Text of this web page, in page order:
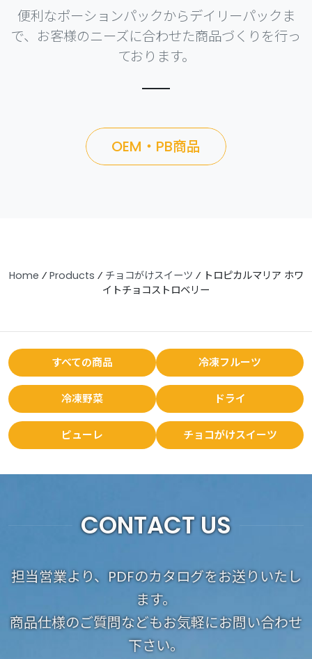
便利なポーションパックからデイリーパックま
で、お客様のニーズに合わせた商品づくりを行っ
ております。
OEM・PB商品
Home ⁄ Products ⁄ チョコがけスイーツ ⁄ トロピカルマリア ホワ
イトチョコストロベリー
すべての商品 冷凍フルーツ
冷凍野菜 ドライ
ピューレ チョコがけスイーツ
CONTACT US
担当営業より、PDFのカタログをお送りいたし
ます。
商品仕様のご質問などもお気軽にお問い合わせ
下さい。